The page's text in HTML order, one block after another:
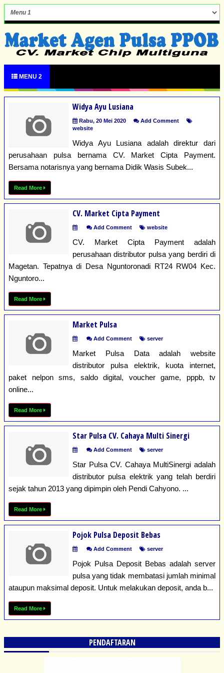
MENU 2
Widya Ayu Lusiana
Rabu, 20 Mei 2020
Add Comment
website
Widya Ayu Lusiana adalah direktur dari
perusahaan pulsa bernama CV. Market Cipta Payment.
Bersama notarisnya yang bernama Didik Wasis Subek...
Read More
CV. Market Cipta Payment
Add Comment website
CV. Market Cipta Payment adalah
perusahaan distributor pulsa yang berdiri di
Magetan. Tepatnya di Desa Nguntoronadi RT24 RW04 Kec.
Nguntoro...
Read More
Market Pulsa
Add Comment server
Market Pulsa Data adalah website
distributor pulsa elektrik, kuota internet,
paket nelpon sms, saldo digital, voucher game, pppb, tv
online...
Read More
Star Pulsa CV. Cahaya Multi Sinergi
Add Comment server
Star Pulsa CV. Cahaya MultiSinergi adalah
distributor pulsa elektrik yang telah berdiri
sejak tahun 2013 yang dipimpin oleh Pendi Cahyono. ...
Read More
Pojok Pulsa Deposit Bebas
Add Comment server
Pojok Pulsa Deposit Bebas adalah server
pulsa yang tidak membatasi jumlah minimal
ataupun maksimal deposit. Untuk melakukan deposit, anda b...
Read More
PENDAFTARAN